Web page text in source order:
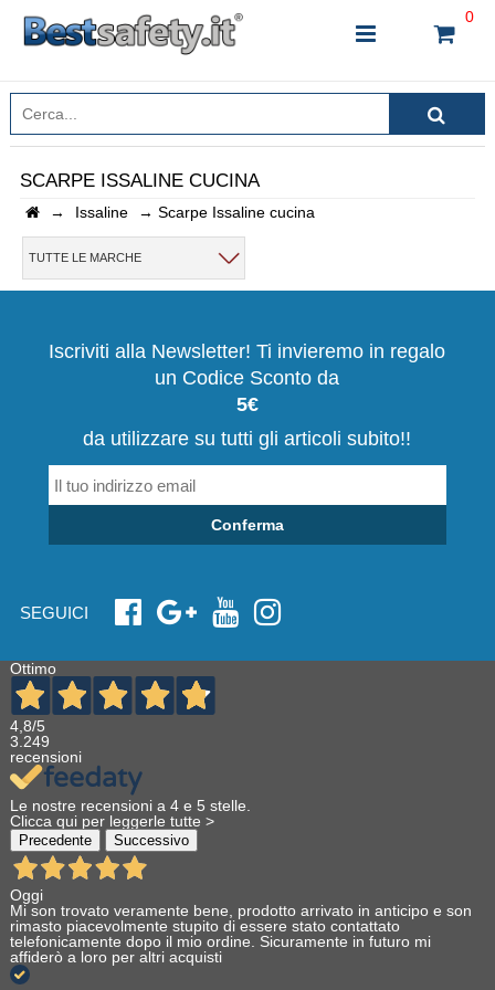
0
INSERISCI IL NOME DEL PRODOTTO CHE STAI
CERCANDO
CHIUDI RICERCA
SCARPE ISSALINE CUCINA
→ Issaline → Scarpe Issaline cucina
TUTTE LE MARCHE
Iscriviti alla Newsletter! Ti invieremo in regalo
un Codice Sconto da
5€
da utilizzare su tutti gli articoli subito!!
Conferma
SEGUICI
Ottimo
4,8/5
3.249
recensioni
Le nostre recensioni a 4 e 5 stelle.
Clicca qui per leggerle tutte >
Precedente Successivo
Oggi
Mi son trovato veramente bene, prodotto arrivato in anticipo e son
rimasto piacevolmente stupito di essere stato contattato
telefonicamente dopo il mio ordine. Sicuramente in futuro mi
affiderò a loro per altri acquisti